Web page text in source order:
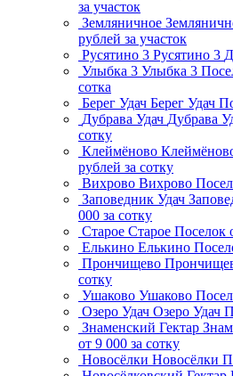
за участок
Земляничное
рублей за участок
Русятино 3 Русятино 3
Улыбка 3 Улыбка 3
сотка
Берег Удач Берег Удач
Дубрава Удач Дубрава
сотку
Клеймёново
рублей за сотку
Вихрово Вихрово
Заповедник Удач
000 за сотку
Старое Старое Поселок
Елькино Елькино
Прончищево
сотку
Ушаково Ушаково
Озеро Удач Озеро Удач
Знаменский Гектар
от 9 000 за сотку
Новосёлки Новосёлки